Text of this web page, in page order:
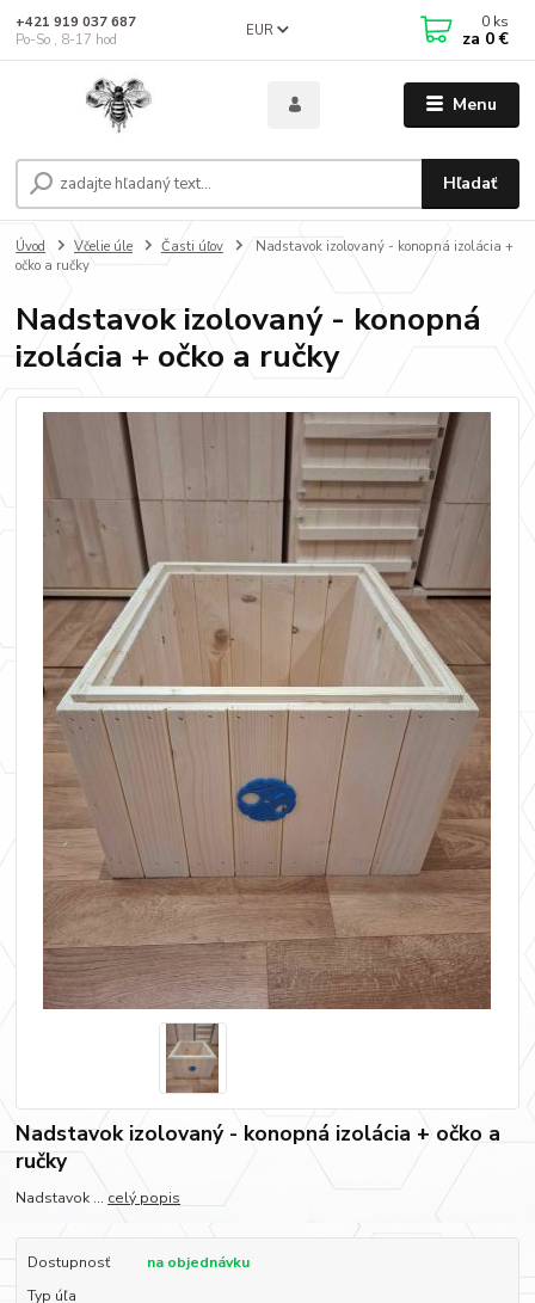
Menu
EUR
Hľadať
+421 919 037 687
Po-So , 8-17 hod
0 ks
za 0 €
Úvod Včelie úle Časti úľov
Nadstavok izolovaný - konopná izolácia +
očko a ručky
Nadstavok izolovaný - konopná
izolácia + očko a ručky
Nadstavok izolovaný - konopná izolácia + očko a
ručky
Nadstavok ... celý popis
Dostupnosť
na objednávku
Typ úľa